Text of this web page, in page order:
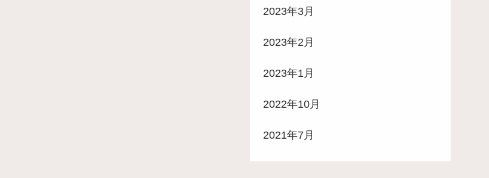
2023年3月
2023年2月
2023年1月
2022年10月
2021年7月